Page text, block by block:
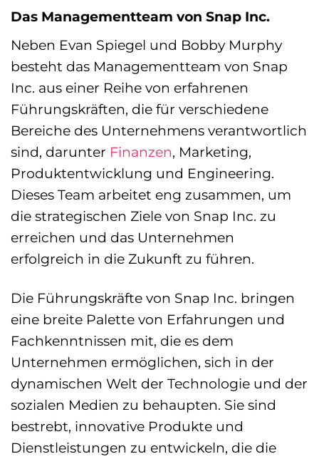
Das Managementteam von Snap Inc.
Neben Evan Spiegel und Bobby Murphy
besteht das Managementteam von Snap
Inc. aus einer Reihe von erfahrenen
Führungskräften, die für verschiedene
Bereiche des Unternehmens verantwortlich
sind, darunter Finanzen, Marketing,
Produktentwicklung und Engineering.
Dieses Team arbeitet eng zusammen, um
die strategischen Ziele von Snap Inc. zu
erreichen und das Unternehmen
erfolgreich in die Zukunft zu führen.
Die Führungskräfte von Snap Inc. bringen
eine breite Palette von Erfahrungen und
Fachkenntnissen mit, die es dem
Unternehmen ermöglichen, sich in der
dynamischen Welt der Technologie und der
sozialen Medien zu behaupten. Sie sind
bestrebt, innovative Produkte und
Dienstleistungen zu entwickeln, die die